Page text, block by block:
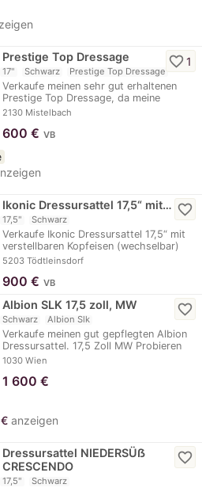
Prestige Top Dressage
17" Schwarz Prestige Top Dressage
Verkaufe meinen sehr gut erhaltenen
Prestige Top Dressage, da meine
Stute…
2130 Mistelbach
favorite_border1
600 € VB
Ikonic Dressursattel 17,5“ mit…
17,5" Schwarz
Verkaufe Ikonic Dressursattel 17,5“ mit
verstellbaren Kopfeisen (wechselbar)
Preis…
5203 Tödtleinsdorf
favorite_border
900 € VB
Albion SLK 17,5 zoll, MW
Schwarz Albion Slk
Verkaufe meinen gut gepflegten Albion
Dressursattel. 17,5 Zoll MW Probieren
gegen…
1030 Wien
favorite_border
1 600 €
anzeigen
Dressursattel NIEDERSÜẞ
CRESCENDO
17,5" Schwarz
favorite_border